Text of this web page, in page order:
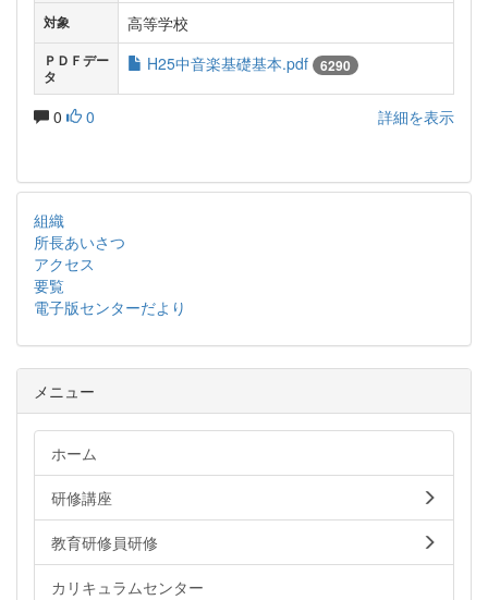
対象 高等学校
ＰＤＦデー
タ
H25中音楽基礎基本.pdf 6290
0 0 詳細を表示
組織
所長あいさつ
アクセス
要覧
電子版センターだより
メニュー
ホーム
研修講座
教育研修員研修
カリキュラムセンター